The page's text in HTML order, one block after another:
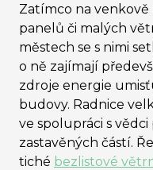
Zatímco na
panelů či malých
městech se s nimi
o ně zajímají
zdroje energie
budovy. Radnice
ve spolupráci s
zastavěných částí.
tiché bezlistové